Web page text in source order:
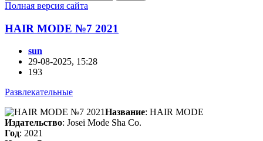
Полная версия сайта
HAIR MODE №7 2021
sun
29-08-2025, 15:28
193
Развлекательные
Название: HAIR MODE
Издательство: Josei Mode Sha Co.
Год: 2021